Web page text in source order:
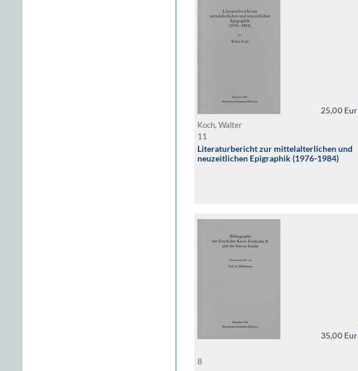
25,00 Eur
Koch, Walter
11
Literaturbericht zur mittelalterlichen und
neuzeitlichen Epigraphik (1976-1984)
35,00 Eur
8